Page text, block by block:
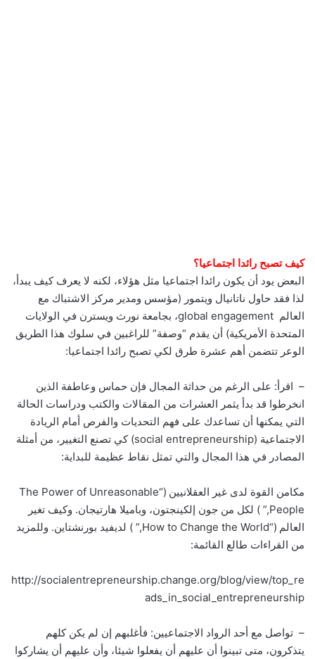
كيف تصبح رائدا اجتماعيا؟
البعض يود أن يكون رائدا اجتماعيا مثل هؤلاء، لكنه لا يعرف كيف يبدأ،
لذا فقد حاول ناتانيال ويتمور (مؤسس ومدير مركز الاشتباك مع
العالم global engagement، بجامعة نورث ويسترن في الولايات
المتحدة الأمريكية) أن يقدم “وصفة” للراغبين في سلوك هذا الطريق
الوعر تتضمن أهم عشرة طرق لكي تصبح رائدا اجتماعيا:
– اقرأ: على الرغم من حداثة المجال فإن حماس وعاطفة الذين
انخرطوا قد بدأ يثمر العشرات من المقالات والكتب ودراسات الحالة
التي يمكنها أن تساعدك على فهم التحديات والفرص أمام الريادة
الاجتماعية (social entrepreneurship) كي تصنع التغيير، من أمثلة
المصادر في هذا المجال والتي تمثل نقاط عظيمة للبداية:
مكامن القوة لدى غير العقلانيين (“The Power of Unreasonable
People,” ) لكل من جون إلكينجتون، وباميلا هارتيجان. وكيف تغير
العالم (“How to Change the World,” ) لديفيد بورنشتاين. وللمزيد
من القراءات طالع القائمة:
http://socialentrepreneurship.change.org/blog/view/top_re
ads_in_social_entrepreneurship
– تواصل مع أحد الرواد الاجتماعيين: فأغلبهم إن لم يكن كلهم
يتذكرون، متى تبينوا أن عليهم أن يفعلوا شيئا، وأن عليهم أن يشاركوا